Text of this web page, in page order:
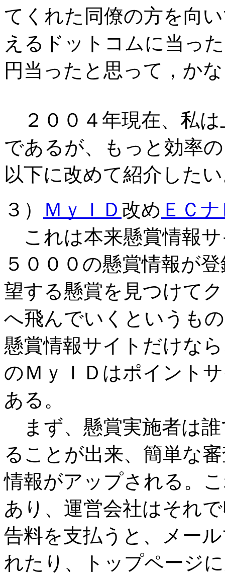
てくれた同僚の方を向
えるドットコムに当っ
円当ったと思って，か
２００４年現在、私
であるが、もっと効率
以下に改めて紹介した
３）
ＭｙＩＤ 改め ＥＣ
これは本来懸賞情報
５０００の懸賞情報が
望する懸賞を見つけて
へ飛んでいくというも
懸賞情報サイトだけな
のＭｙＩＤはポイント
ある。
まず、懸賞実施者は
ることが出来、簡単な
情報がアップされる。
あり、運営会社はそれ
告料を支払うと、メー
れたり、トップページ